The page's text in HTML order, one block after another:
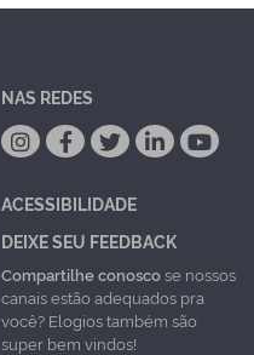
NAS REDES
ACESSIBILIDADE
DEIXE SEU FEEDBACK
Compartilhe conoscose nossos
canais estão adequados pra
você? Elogios também são
super bem vindos!